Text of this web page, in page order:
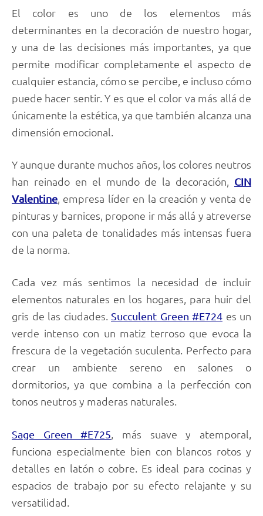
El color es uno de los elementos más
determinantes en la decoración de nuestro hogar,
y una de las decisiones más importantes, ya que
permite modificar completamente el aspecto de
cualquier estancia, cómo se percibe, e incluso cómo
puede hacer sentir. Y es que el color va más allá de
únicamente la estética, ya que también alcanza una
dimensión emocional.
Y aunque durante muchos años, los colores neutros
han reinado en el mundo de la decoración, CIN
Valentine, empresa líder en la creación y venta de
pinturas y barnices, propone ir más allá y atreverse
con una paleta de tonalidades más intensas fuera
de la norma.
Cada vez más sentimos la necesidad de incluir
elementos naturales en los hogares, para huir del
gris de las ciudades. Succulent Green #E724 es un
verde intenso con un matiz terroso que evoca la
frescura de la vegetación suculenta. Perfecto para
crear un ambiente sereno en salones o
dormitorios, ya que combina a la perfección con
tonos neutros y maderas naturales.
Sage Green #E725, más suave y atemporal,
funciona especialmente bien con blancos rotos y
detalles en latón o cobre. Es ideal para cocinas y
espacios de trabajo por su efecto relajante y su
versatilidad.